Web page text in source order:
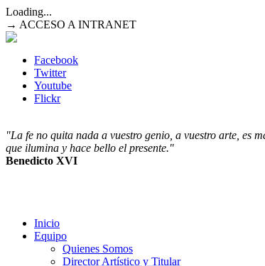
Loading...
→ ACCESO A INTRANET
Facebook
Twitter
Youtube
Flickr
"La fe no quita nada a vuestro genio, a vuestro arte, es
que ilumina y hace bello el presente."
Benedicto XVI
Inicio
Equipo
Quienes Somos
Director Artístico y Titular